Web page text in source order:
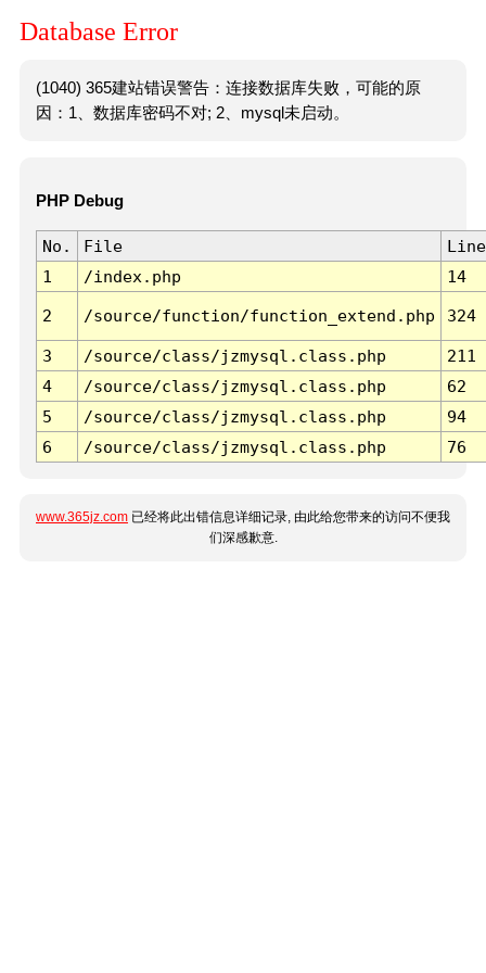
Database Error
(1040) 365建站错误警告：连接数据库失败，可能的原
因：1、数据库密码不对; 2、mysql未启动。
PHP Debug
No. File
Line
1
/index.php 14
2 /source/function/function_extend.php 324
3 /source/class/jzmysql.class.php
211
4
/source/class/jzmysql.class.php
62
5
/source/class/jzmysql.class.php
94
6
/source/class/jzmysql.class.php 76
www.365jz.com 已经将此出错信息详细记录, 由此给您带来的访问不便我
们深感歉意.